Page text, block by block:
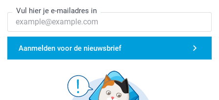
Vul hier je e-mailadres in
Aanmelden voor de nieuwsbrief